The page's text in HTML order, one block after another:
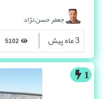
جعفر حسن نژاد
3 ماه پیش
1